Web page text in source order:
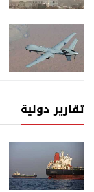
تقارير دولية